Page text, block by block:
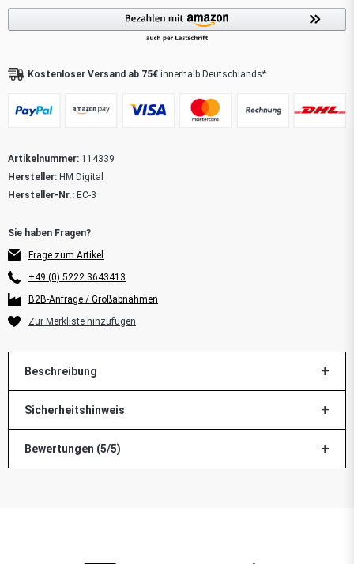
Artikelnummer: 114339
Hersteller: HM Digital
Hersteller-Nr.: EC-3
Frage zum Artikel
+49 (0) 5222 3643413
B2B-Anfrage / Großabnahmen
Kostenloser Versand ab 75€ innerhalb Deutschlands*
Beschreibung
Sicherheitshinweis
Bewertungen (5/5)